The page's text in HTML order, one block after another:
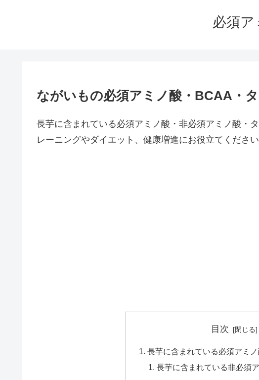
必須
ながいもの必須アミノ酸・BCAA・
長芋に含まれている必須アミノ酸・非必須アミノ酸・
レーニングやダイエット、健康増進にお役立てください
目次
長芋に含まれている必須アミ
長芋に含まれている非必須